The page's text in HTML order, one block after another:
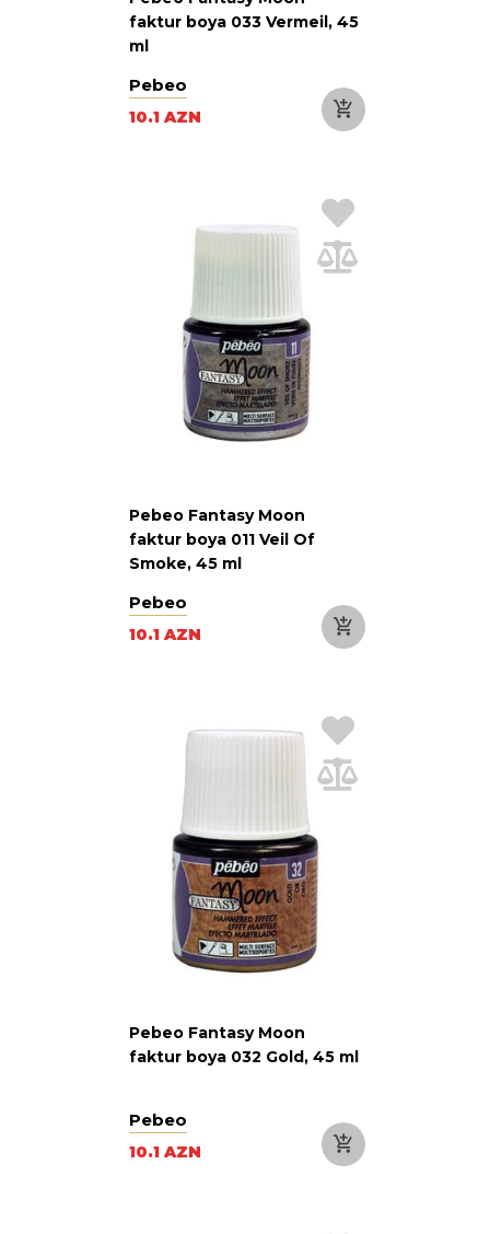
faktur boya 033 Vermeil, 45
ml
Pebeo
10.1 AZN
Pebeo Fantasy Moon
faktur boya 011 Veil Of
Smoke, 45 ml
Pebeo
10.1 AZN
Pebeo Fantasy Moon
faktur boya 032 Gold, 45 ml
Pebeo
10.1 AZN